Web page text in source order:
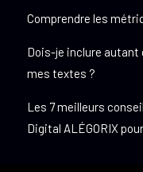
Comprendre les
Dois-je inclure autant
mes textes ?
Les 7 meilleurs
Digital ALÉGORIX